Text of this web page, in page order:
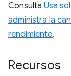
Consulta Usa
administra la
rendimiento.
Recursos